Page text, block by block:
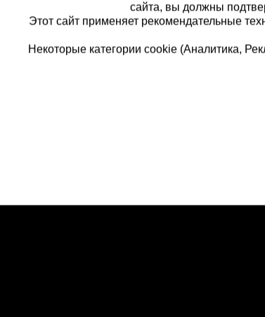
сайта, вы должны
Этот сайт применяет рекомендательные
Некоторые категории cookie (Аналитика,